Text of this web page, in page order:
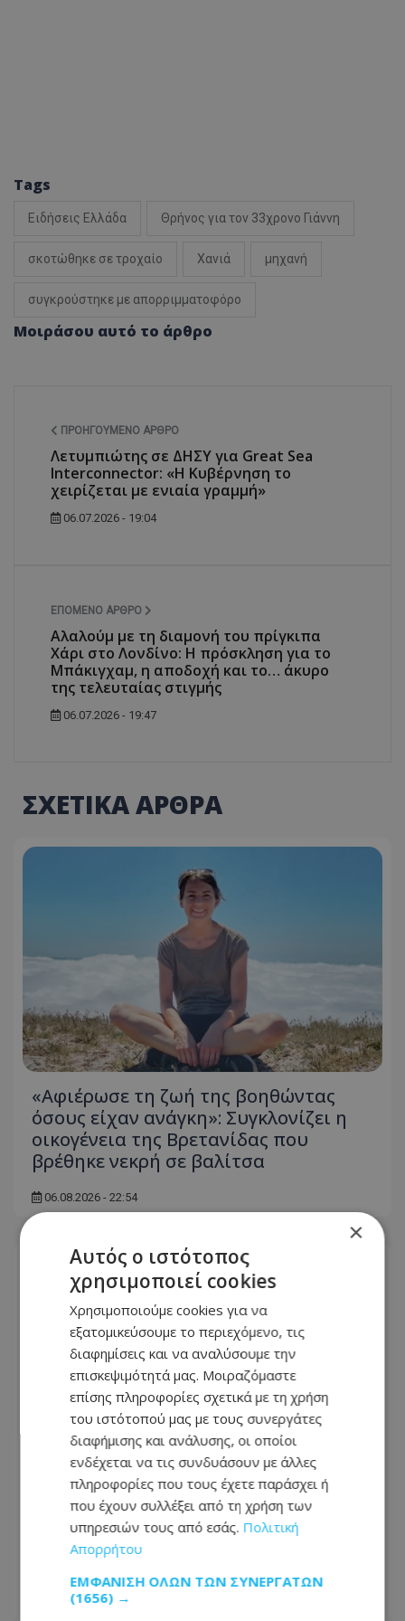
Tags
Ειδήσεις Ελλάδα Θρήνος για τον 33χρονο Γιάννη
σκοτώθηκε σε τροχαίο Χανιά μηχανή
συγκρούστηκε με απορριμματοφόρο
Μοιράσου αυτό το άρθρο
ΠΡΟΗΓΟΎΜΕΝΟ ΆΡΘΡΟ
Λετυμπιώτης σε ΔΗΣΥ για Great Sea
Interconnector: «Η Κυβέρνηση το
χειρίζεται με ενιαία γραμμή»
06.07.2026 - 19:04
ΕΠΌΜΕΝΟ ΆΡΘΡΟ
Αλαλούμ με τη διαμονή του πρίγκιπα
Χάρι στο Λονδίνο: Η πρόσκληση για το
Μπάκιγχαμ, η αποδοχή και το… άκυρο
της τελευταίας στιγμής
06.07.2026 - 19:47
ΣΧΕΤΙΚΑ ΑΡΘΡΑ
«Αφιέρωσε τη ζωή της βοηθώντας
όσους είχαν ανάγκη»: Συγκλονίζει η
οικογένεια της Βρετανίδας που
βρέθηκε νεκρή σε βαλίτσα
06.08.2026 - 22:54
Πώς έγινε η τραγωδία με την νεκρή
μητέρα στην Ελλάδα: Βούτηξε για να
βοηθήσει τη φίλη της και πνίγηκε, τα
06.08.2026 - 21:41
×
Αυτός ο ιστότοπος
χρησιμοποιεί cookies
Χρησιμοποιούμε cookies για να
εξατομικεύσουμε το περιεχόμενο, τις
διαφημίσεις και να αναλύσουμε την
επισκεψιμότητά μας. Μοιραζόμαστε
επίσης πληροφορίες σχετικά με τη χρήση
του ιστότοπού μας με τους συνεργάτες
διαφήμισης και ανάλυσης, οι οποίοι
ενδέχεται να τις συνδυάσουν με άλλες
πληροφορίες που τους έχετε παράσχει ή
που έχουν συλλέξει από τη χρήση των
υπηρεσιών τους από εσάς. Πολιτική
Απορρήτου
ΕΜΦΆΝΙΣΗ ΌΛΩΝ ΤΩΝ ΣΥΝΕΡΓΑΤΏΝ
(1656) →